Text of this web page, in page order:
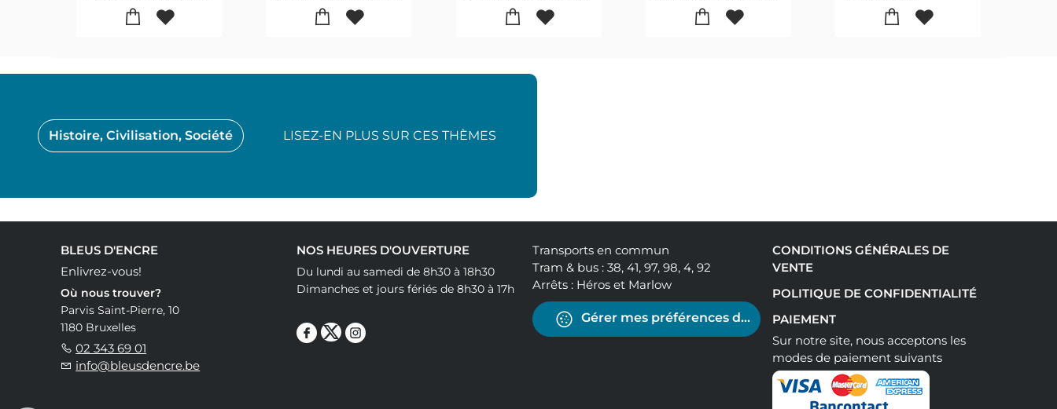
Histoire, Civilisation, Société LISEZ-EN PLUS SUR CES THÈMES
BLEUS D'ENCRE
Enlivrez-vous!
Où nous trouver?
Parvis Saint-Pierre, 10
1180 Bruxelles
02 343 69 01
info@bleusdencre.be
NOS HEURES D'OUVERTURE
Du lundi au samedi de 8h30 à 18h30
Dimanches et jours fériés de 8h30 à 17h
Transports en commun
Tram & bus : 38, 41, 97, 98, 4, 92
Arrêts : Héros et Marlow
Gérer mes préférences de cookies
CONDITIONS GÉNÉRALES DE
VENTE
POLITIQUE DE CONFIDENTIALITÉ
PAIEMENT
Sur notre site, nous acceptons les
modes de paiement suivants